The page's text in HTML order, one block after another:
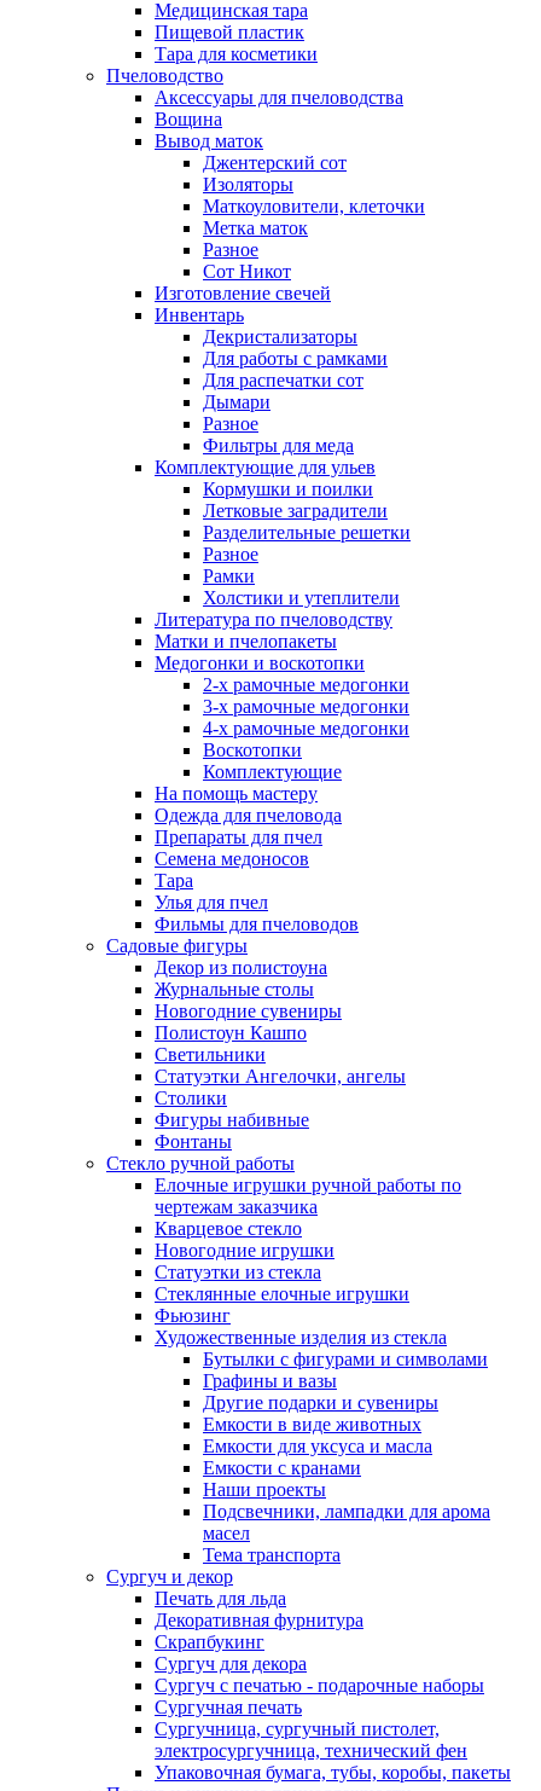
Медицинская тара
Пищевой пластик
Тара для косметики
Пчеловодство
Аксессуары для пчеловодства
Вощина
Вывод маток
Джентерский сот
Изоляторы
Маткоуловители, клеточки
Метка маток
Разное
Сот Никот
Изготовление свечей
Инвентарь
Декристализаторы
Для работы с рамками
Для распечатки сот
Дымари
Разное
Фильтры для меда
Комплектующие для ульев
Кормушки и поилки
Летковые заградители
Разделительные решетки
Разное
Рамки
Холстики и утеплители
Литература по пчеловодству
Матки и пчелопакеты
Медогонки и воскотопки
2-х рамочные медогонки
3-х рамочные медогонки
4-х рамочные медогонки
Воскотопки
Комплектующие
На помощь мастеру
Одежда для пчеловода
Препараты для пчел
Семена медоносов
Тара
Улья для пчел
Фильмы для пчеловодов
Садовые фигуры
Декор из полистоуна
Журнальные столы
Новогодние сувениры
Полистоун Кашпо
Светильники
Статуэтки Ангелочки, ангелы
Столики
Фигуры набивные
Фонтаны
Стекло ручной работы
Елочные игрушки ручной работы по
чертежам заказчика
Кварцевое стекло
Новогодние игрушки
Статуэтки из стекла
Стеклянные елочные игрушки
Фьюзинг
Художественные изделия из стекла
Бутылки с фигурами и символами
Графины и вазы
Другие подарки и сувениры
Емкости в виде животных
Емкости для уксуса и масла
Емкости с кранами
Наши проекты
Подсвечники, лампадки для арома
масел
Тема транспорта
Сургуч и декор
Печать для льда
Декоративная фурнитура
Скрапбукинг
Сургуч для декора
Сургуч с печатью - подарочные наборы
Сургучная печать
Сургучница, сургучный пистолет,
электросургучница, технический фен
Упаковочная бумага, тубы, коробы, пакеты